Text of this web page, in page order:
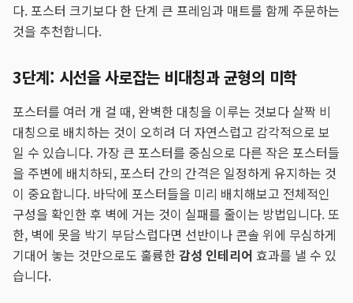
다. 포스터 크기보다 한 단계 큰 프레임과 매트를 함께 주문하는
것을 추천합니다.
3단계: 시선을 사로잡는 비대칭과 균형의 미학
포스터를 여러 개 걸 때, 완벽한 대칭을 이루는 것보다 살짝 비
대칭으로 배치하는 것이 오히려 더 자연스럽고 감각적으로 보
일 수 있습니다. 가장 큰 포스터를 중심으로 다른 작은 포스터들
을 주변에 배치하되, 포스터 간의 간격은 일정하게 유지하는 것
이 중요합니다. 바닥에 포스터들을 미리 배치해보고 전체적인
구성을 확인한 후 벽에 거는 것이 실패를 줄이는 방법입니다. 또
한, 벽에 못을 박기 부담스럽다면 선반이나 콘솔 위에 무심하게
기대어 놓는 것만으로도 훌륭한감성 인테리어 효과를 낼 수 있
습니다.